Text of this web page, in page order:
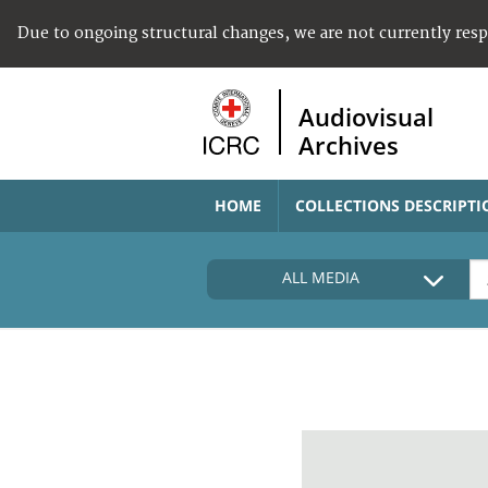
Due to ongoing structural changes, we are not currently
Audiovisual
Archives
HOME COLLECTIONS
ALL MEDIA